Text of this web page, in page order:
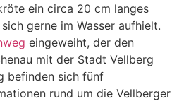
ein circa 20 cm langes
gerne im Wasser aufhielt.
eingeweiht, der den
mit der Stadt Vellberg
befinden sich fünf
rund um die Vellberger